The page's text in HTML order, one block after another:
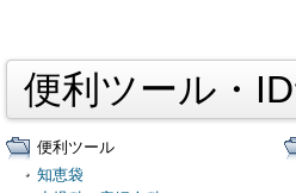
便利ツール・
便利ツール
知恵袋